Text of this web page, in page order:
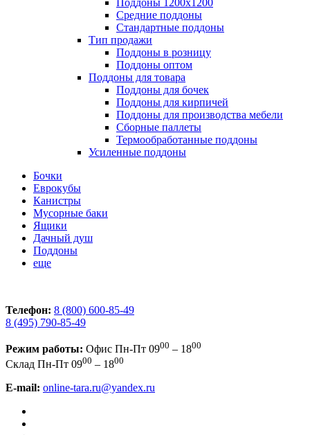
Средние поддоны
Стандартные поддоны
Тип продажи
Поддоны в розницу
Поддоны оптом
Поддоны для товара
Поддоны для бочек
Поддоны для кирпичей
Поддоны для производства мебели
Сборные паллеты
Термообработанные поддоны
Усиленные поддоны
Бочки
Еврокубы
Канистры
Мусорные баки
Ящики
Дачный душ
Поддоны
еще
Телефон: 8 (800) 600-85-49
8 (495) 790-85-49
Режим работы: Офис Пн-Пт 0900 – 1800
Склад Пн-Пт 0900 – 1800
E-mail: online-tara.ru@yandex.ru